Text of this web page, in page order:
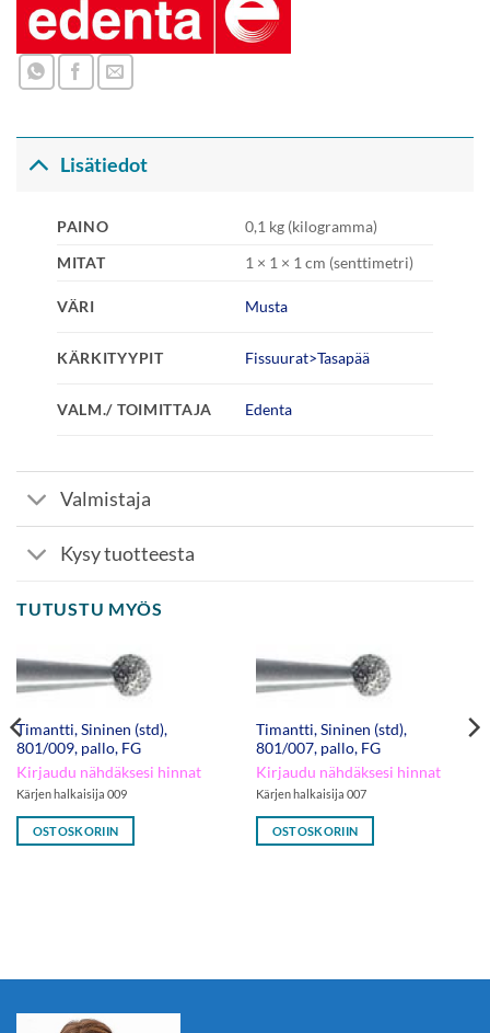
Lisätiedot
PAINO
0,1 kg (kilogramma)
MITAT
1 × 1 × 1 cm (senttimetri)
VÄRI Musta
KÄRKITYYPIT Fissuurat>Tasapää
VALM./ TOIMITTAJA Edenta
Valmistaja
Kysy tuotteesta
TUTUSTU MYÖS
Timantti, Sininen (std),
801/009, pallo, FG
Kirjaudu nähdäksesi hinnat
Kärjen halkaisija 009
OSTOSKORIIN
Timantti, Sininen (std),
801/007, pallo, FG
Kirjaudu nähdäksesi hinnat
Kärjen halkaisija 007
OSTOSKORIIN